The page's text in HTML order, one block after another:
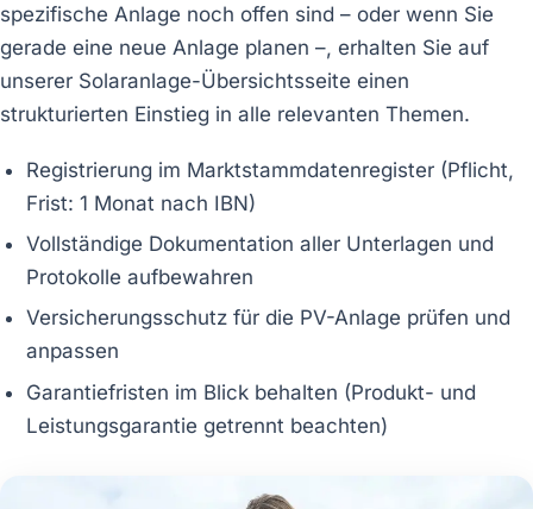
spezifische Anlage noch offen sind – oder wenn Sie
gerade eine neue Anlage planen –, erhalten Sie auf
unserer Solaranlage-Übersichtsseite einen
strukturierten Einstieg in alle relevanten Themen.
Registrierung im Marktstammdatenregister (Pflicht,
Frist: 1 Monat nach IBN)
Vollständige Dokumentation aller Unterlagen und
Protokolle aufbewahren
Versicherungsschutz für die PV-Anlage prüfen und
anpassen
Garantiefristen im Blick behalten (Produkt- und
Leistungsgarantie getrennt beachten)